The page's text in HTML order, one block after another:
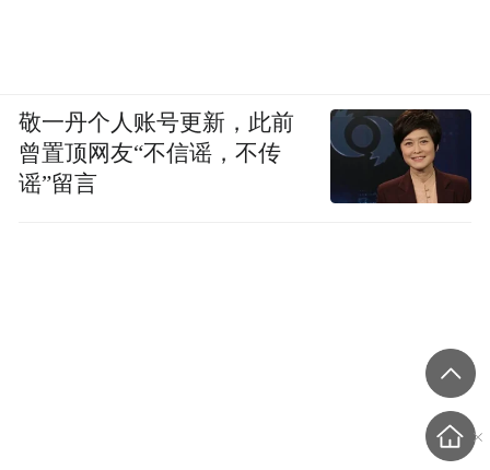
敬一丹个人账号更新，此前
曾置顶网友“不信谣，不传
谣”留言